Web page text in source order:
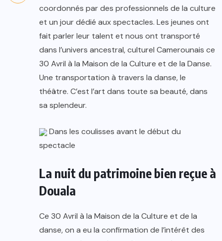
coordonnés par des professionnels de la culture
et un jour dédié aux spectacles. Les jeunes ont
fait parler leur talent et nous ont transporté
dans l’univers ancestral, culturel Camerounais ce
30 Avril à la Maison de la Culture et de la Danse.
Une transportation à travers la danse, le
théâtre. C’est l’art dans toute sa beauté, dans
sa splendeur.
Dans les coulisses avant le début du
spectacle
La nuit du patrimoine bien reçue à
Douala
Ce 30 Avril à la Maison de la Culture et de la
danse, on a eu la confirmation de l’intérêt des